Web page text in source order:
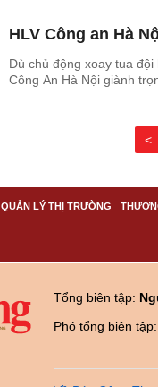
HLV Công an Hà
Dù chủ động xoay tua
Công An Hà Nội giành
<
QUẢN LÝ THỊ TRƯỜNG
Tổng biên tập:
Phó tổng biên tập: